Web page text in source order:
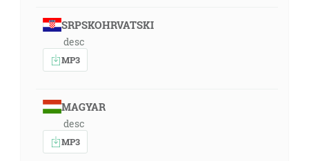
SRPSKOHRVATSKI
desc
MP3
MAGYAR
desc
MP3